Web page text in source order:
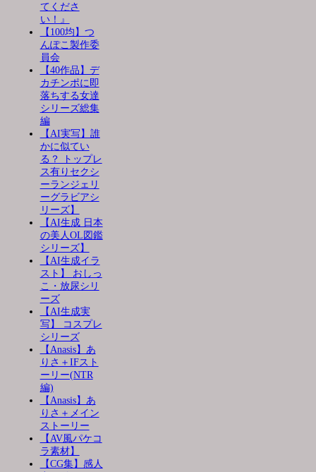
てくださ
い！』
【100均】つ
んぽこ製作委
員会
【40作品】デ
カチンポに即
落ちする女達
シリーズ総集
編
【AI実写】誰
かに似てい
る？ トップレ
ス有りセクシ
ーランジェリ
ーグラビアシ
リーズ】
【AI生成 日本
の美人OL図鑑
シリーズ】
【AI生成イラ
スト】 おしっ
こ・放尿シリ
ーズ
【AI生成実
写】 コスプレ
シリーズ
【Anasis】あ
りさ＋IFスト
ーリー(NTR
編)
【Anasis】あ
りさ＋メイン
ストーリー
【AV風パケコ
ラ素材】
【CG集】感人